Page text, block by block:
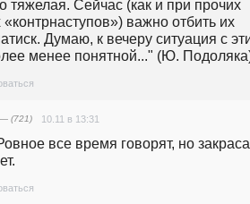
тяжелая. Сейчас (как и при прочих
«контрнаступов») важно отбить их
Думаю, к вечеру ситуация с
менее понятной..." (Ю.
— (721) 10.11 в 13:31
все время говорят, но закраса